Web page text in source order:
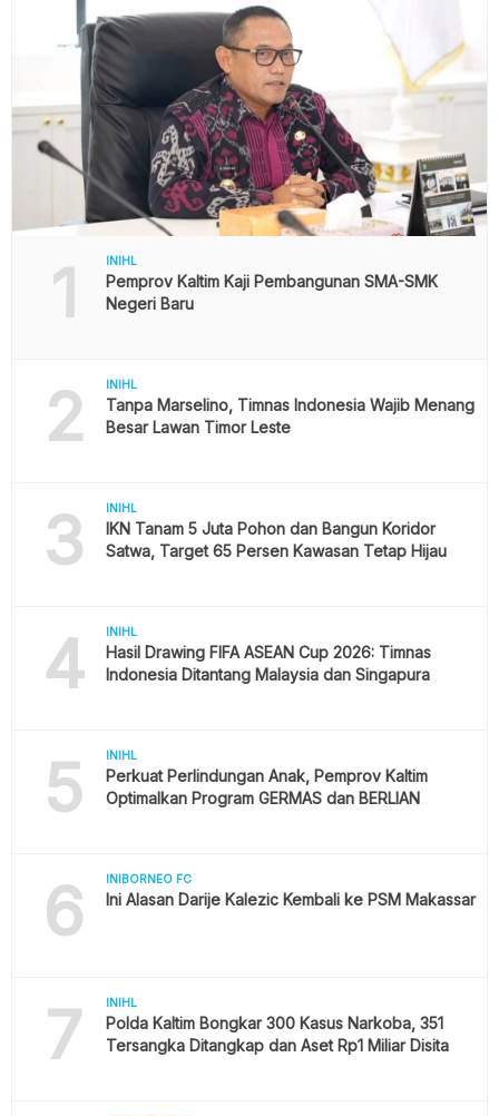
1 INIHL
Pemprov Kaltim Kaji Pembangunan SMA-SMK
Negeri Baru
2 INIHL
Tanpa Marselino, Timnas Indonesia Wajib Menang
Besar Lawan Timor Leste
3 INIHL
IKN Tanam 5 Juta Pohon dan Bangun Koridor
Satwa, Target 65 Persen Kawasan Tetap Hijau
4 INIHL
Hasil Drawing FIFA ASEAN Cup 2026: Timnas
Indonesia Ditantang Malaysia dan Singapura
5 INIHL
Perkuat Perlindungan Anak, Pemprov Kaltim
Optimalkan Program GERMAS dan BERLIAN
6 INIBORNEO FC
Ini Alasan Darije Kalezic Kembali ke PSM Makassar
7 INIHL
Polda Kaltim Bongkar 300 Kasus Narkoba, 351
Tersangka Ditangkap dan Aset Rp1 Miliar Disita